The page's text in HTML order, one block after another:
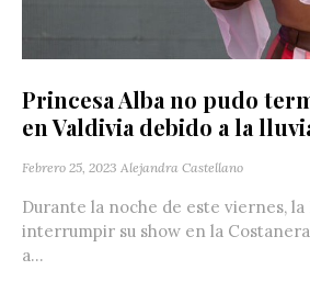
Princesa Alba no pudo
en Valdivia debido a la
Febrero 25, 2023 Alejandra Castellano
Durante la noche de este viernes,
interrumpir su show en la
a...